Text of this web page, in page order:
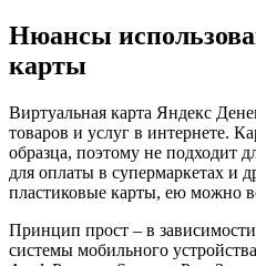
Нюансы
карты
Виртуальная карта Яндекс
товаров и услуг в интернете.
образца, поэтому не подходит
для оплаты в супермаркетах и
пластиковые карты, ею можно
Принцип прост – в
системы мобильного